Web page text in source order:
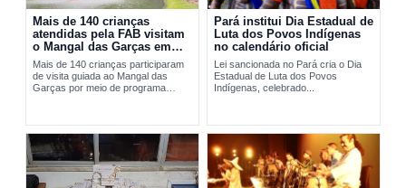
Mais de 140 crianças
atendidas pela FAB visitam
o Mangal das Garças em
Belém
Mais de 140 crianças participaram
de visita guiada ao Mangal das
Garças por meio de programa
Pará institui Dia Estadual de
Luta dos Povos Indígenas
no calendário oficial
Lei sancionada no Pará cria o Dia
Estadual de Luta dos Povos
Indígenas, celebrado...